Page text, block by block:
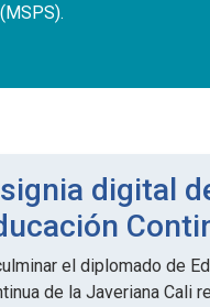
digital
el diplomado de
de la Javeriana Cali